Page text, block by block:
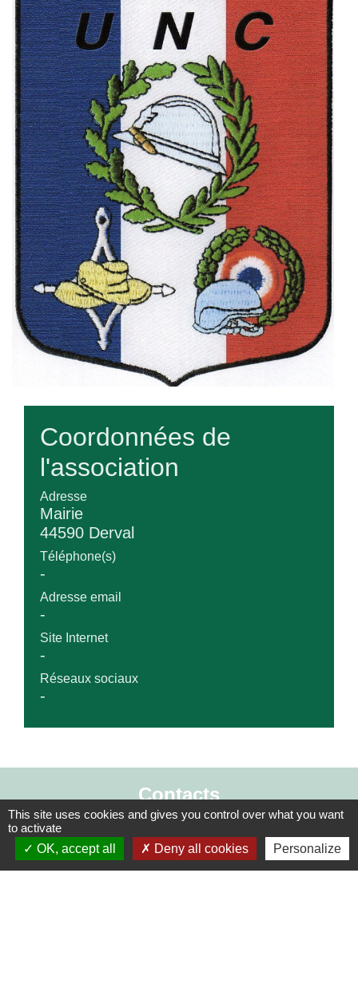
Coordonnées de
l'association
Adresse
Mairie
44590 Derval
Téléphone(s)
-
Adresse email
-
Site Internet
-
Réseaux sociaux
-
Contacts
Commune de Derval
15 rue de Rennes
44590 Derval - FRANCE
This site uses cookies and gives you control over what you want
to activate
OK, accept all
Deny all cookies Personalize